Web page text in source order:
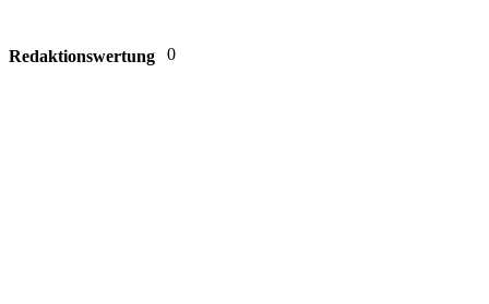
Redaktionswertung 0